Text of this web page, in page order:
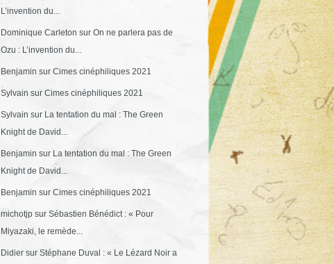
L’invention du...
Dominique Carleton sur On ne parlera pas de
Ozu : L’invention du...
Benjamin sur Cimes cinéphiliques 2021
Sylvain sur Cimes cinéphiliques 2021
Sylvain sur La tentation du mal : The Green
Knight de David...
Benjamin sur La tentation du mal : The Green
Knight de David...
Benjamin sur Cimes cinéphiliques 2021
michotjpsur Sébastien Bénédict : « Pour
Miyazaki, le remède...
Didiersur Stéphane Duval : « Le Lézard Noir a